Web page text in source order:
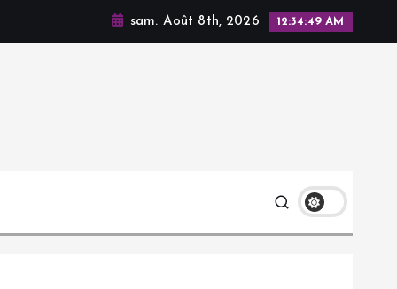
sam. Août 8th, 2026 12:34:50 AM